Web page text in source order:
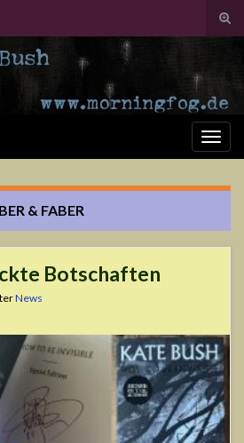
& FABER
Botschaften
News